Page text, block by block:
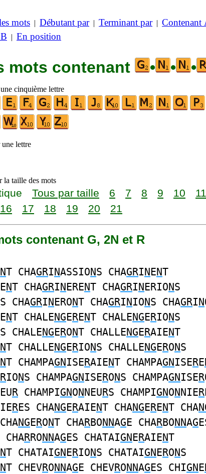
mots | Débutant par| Terminant par| Contenant
| En position
mots contenant • • •
cinquième lettre
lettre
la taille des mots
Tous par taille 6 7 8 9 10 11
16 17 18 19 20 21
contenant G, 2N et R
NT CHAGRINASSIONS CHAGRINENT
NT CHAGRINERENT CHAGRINERIONS
S CHAGRINERONT CHAGRINIONS CHAGRIN
NT CHALENGERENT CHALENGERIONS
S CHALENGERONT CHALLENGERAIENT
NT CHALLENGERIONS CHALLENGERONS
NT CHAMPAGNISERAIENT CHAMPAGNISERE
RIONS CHAMPAGNISERONS CHAMPAGNISER
R CHAMPIGNONNEURS CHAMPIGNONNIER
RES CHANGERAIENT CHANGERENT CHA
NGERONT CHARBONNAGE CHARBONNAG
CHARRONNAGES CHATAIGNERAIENT
NT CHATAIGNERIONS CHATAIGNERONS
NT CHEVRONNAGE CHEVRONNAGES CHIGNE